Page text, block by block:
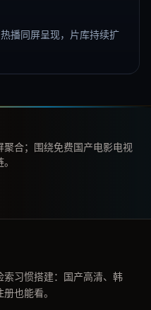
播同屏呈现，片库持续扩
合；围绕免费国产电影电视
习惯搭建：国产高清、韩
也能看。